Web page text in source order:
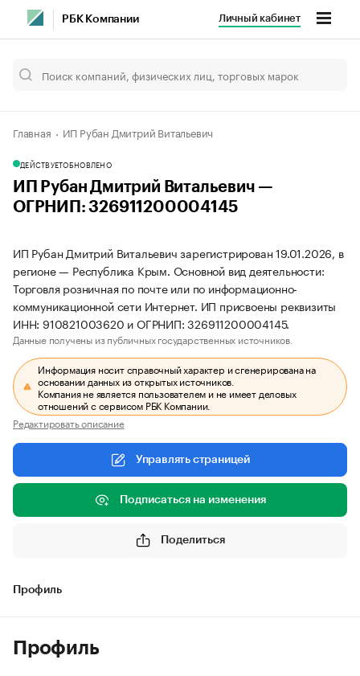
РБК Компании Личный кабинет
Главная ИП Рубан Дмитрий Витальевич
ДЕЙСТВУЕТОБНОВЛЕНО
ИП Рубан Дмитрий Витальевич —
ОГРНИП: 326911200004145
ИП Рубан Дмитрий Витальевич зарегистрирован 19.01.2026, в
регионе — Республика Крым. Основной вид деятельности:
Торговля розничная по почте или по информационно-
коммуникационной сети Интернет. ИП присвоены реквизиты
ИНН: 910821003620 и ОГРНИП: 326911200004145.
Данные получены из публичных государственных источников.
Информация носит справочный характер и сгенерирована на
основании данных из открытых источников.
Компания не является пользователем и не имеет деловых
отношений с сервисом РБК Компании.
Редактировать описание
Управлять страницей
Подписаться на изменения
Поделиться
Профиль
Профиль